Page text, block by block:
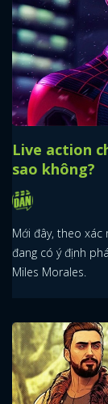
Live action
sao không?
Mới đây, theo xác
đang có ý định
Miles Morales.